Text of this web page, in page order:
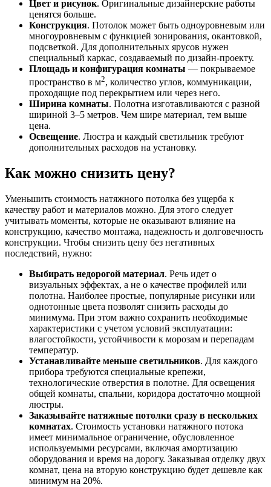
Цвет и рисунок. Оригинальные дизайнерские работы
ценятся больше.
Конструкция. Потолок может быть одноуровневым или
многоуровневым с функцией зонирования, окантовкой,
подсветкой. Для дополнительных ярусов нужен
специальный каркас, создаваемый по дизайн-проекту.
Площадь и конфигурация комнаты — покрываемое
пространство в м2, количество углов, коммуникации,
проходящие под перекрытием или через него.
Ширина комнаты. Полотна изготавливаются с разной
шириной 3–5 метров. Чем шире материал, тем выше
цена.
Освещение. Люстра и каждый светильник требуют
дополнительных расходов на установку.
Как можно снизить цену?
Уменьшить стоимость натяжного потолка без ущерба к
качеству работ и материалов можно. Для этого следует
учитывать моменты, которые не оказывают влияние на
конструкцию, качество монтажа, надежность и долговечность
конструкции. Чтобы снизить цену без негативных
последствий, нужно:
Выбирать недорогой материал. Речь идет о
визуальных эффектах, а не о качестве профилей или
полотна. Наиболее простые, популярные рисунки или
однотонные цвета позволят снизить расходы до
минимума. При этом важно сохранить необходимые
характеристики с учетом условий эксплуатации:
влагостойкости, устойчивости к морозам и перепадам
температур.
Устанавливайте меньше светильников. Для каждого
прибора требуются специальные крепежи,
технологические отверстия в полотне. Для освещения
общей комнаты, спальни, коридора достаточно мощной
люстры.
Заказывайте натяжные потолки сразу в нескольких
комнатах. Стоимость установки натяжного потока
имеет минимальное ограничение, обусловленное
используемыми ресурсами, включая амортизацию
оборудования и время на дорогу. Заказывая отделку двух
комнат, цена на вторую конструкцию будет дешевле как
минимум на 20%.